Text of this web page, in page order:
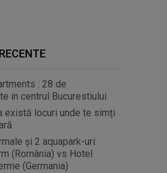
: 28 de
in centrul Bucurestiului
există locuri unde te simți
și 2 aquapark-uri:
(România) vs Hotel
(Germania)